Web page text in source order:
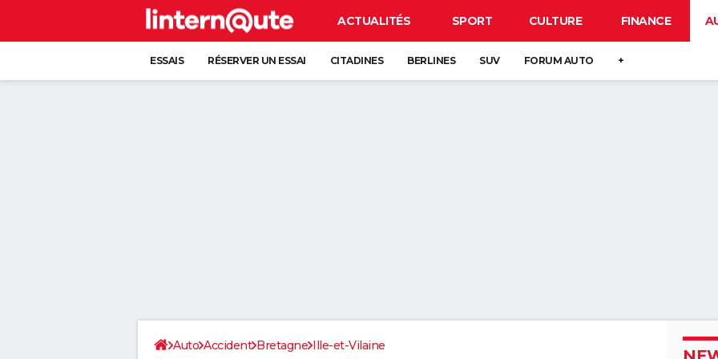
ACTUALITÉS SPORT CULTURE FINANCE
ESSAIS RÉSERVER UN ESSAI CITADINES BERLINES SUV FORUM AUTO +
Auto Accident Bretagne Ille-et-Vilaine